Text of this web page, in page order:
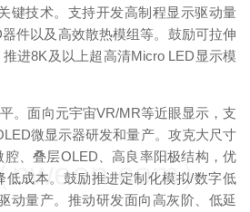
键技术。支持开发高制程显示驱动量
件以及高效散热模组等。鼓励可拉伸
进8K及以上超高清Micro LED显示模
。面向元宇宙VR/MR等近眼显示，支
微显示器研发和量产。攻克大尺寸
、叠层OLED、高良率阳极结构，优
低成本。鼓励推进定制化模拟/数字低
动量产。推动研发面向高灰阶、低延
nweon.com）